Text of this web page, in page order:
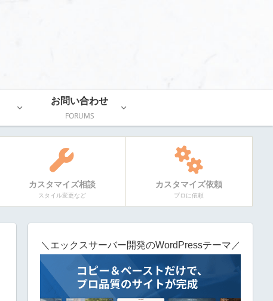
お問い合わせ
FORUMS
カスタマイズ相談
スタイル変更など
カスタマイズ依頼
プロに依頼
＼エックスサーバー開発のWordPressテーマ／